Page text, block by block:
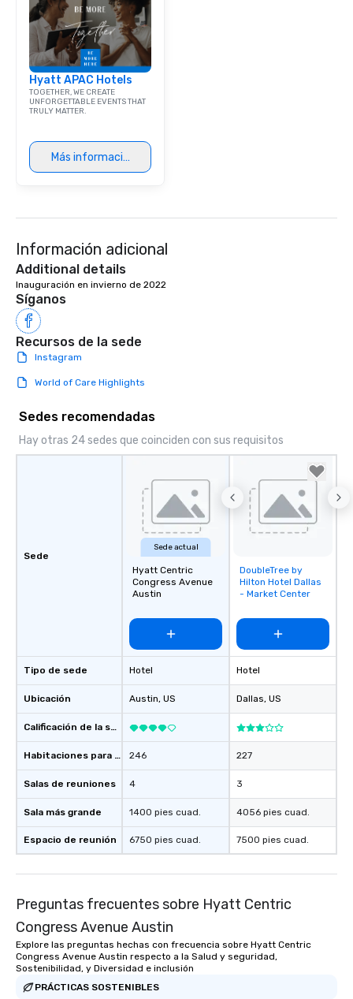
Hyatt APAC Hotels
TOGETHER, WE CREATE
UNFORGETTABLE EVENTS THAT
TRULY MATTER.
Más información
Información adicional
Additional details
Inauguración en invierno de 2022
Síganos
Recursos de la sede
Instagram
World of Care Highlights
Sedes recomendadas
Hay otras 24 sedes que coinciden con sus requisitos
Sede
Tipo de sede
Ubicación
Calificación de la sede
Habitaciones para huéspedes
Salas de reuniones
Sala más grande
Espacio de reunión
Sede actual
Hyatt Centric
Congress Avenue
Austin
Hotel
Austin, US
246
4
1400 pies cuad.
6750 pies cuad.
Removed from
favorites
DoubleTree by
Hilton Hotel Dallas
- Market Center
Hotel
Dallas, US
227
3
4056 pies cuad.
7500 pies cuad.
Preguntas frecuentes sobre Hyatt Centric
Congress Avenue Austin
Explore las preguntas hechas con frecuencia sobre Hyatt Centric
Congress Avenue Austin respecto a la Salud y seguridad,
Sostenibilidad, y Diversidad e inclusión
PRÁCTICAS SOSTENIBLES